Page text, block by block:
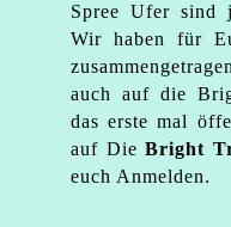
Spree Ufer sind
Wir haben für
auch auf die
das erste mal
auf DieBright
euch Anmelden.